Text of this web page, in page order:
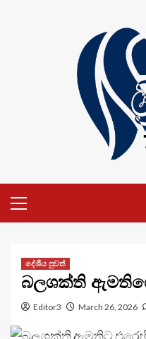
Menu
දේශීය පුවත්
බලශක්ති
Editor3 March 26, 2026